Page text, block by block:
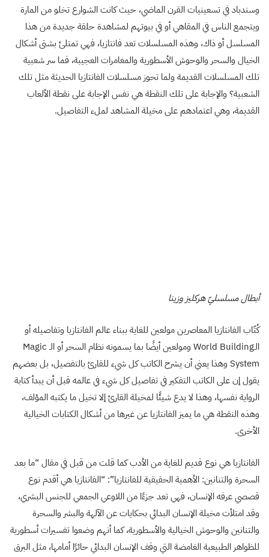
وسندباد في تسعينيات القرن الماضي، حيث كانت الشوارع تخلو من المارة
ويتجمع الناس في المقاهي أو في بيوتهم لمشاهدة حلقة جديدة من هذا
المسلسل أو ذاك، وهذه المسلسلات تعد فانتازيا، فهي تمتلئ بشتى أشكال
الخيال والسحر والوحوش الأسطورية والمغامرات العجيبة، فما سر شعبية
تلك المسلسلات القديمة ولما تحوز مسلسلات الفانتازيا الحديثة مثل تلك
الشعبية؟ والإجابة على تلك النقطة هي نفس الإجابة على نقطة الألعاب
القديمة، وهي اعتمادهم على مخيلة المشاهد لملء التفاصيل.
أبطال مسلسليّ هركليز وزينا
كُتّاب الفانتازيا المعاصرين مولعين للغاية ببناء عالم الفانتازيا وتفاصيله أو
الـWorld Buildingومولعين أيضًا بما يسمونه نظام السحر أو الـMagic
Systemوهذا يعني أن يشرح الكاتب كل شيء للقارئ بالتفصيل، بل بعضهم
يقول إن على الكاتب التفكير في تفاصيل كل شيء في عالمه قبل أن يبدأ كتابة
الرواية نفسها، وهذا لا يدع شيئًا لمخيلة القارئ إلا تخيل ما يكتبه المؤلف،
وهذه النقطة هي ما يميز الفانتازيا عن غيرها من أشكال الكتابات الخيالية
الأخرى.
الفانتازيا هي نوع قديم للغاية من الأدب كما قلت من قبل في مقال “ما بعد
السحرة والتنانين: الأهمية الحقيقية للفانتازيا”: “الفانتازيا هي أقدم نوع
قصصي عرفه الإنسان، فهي تعد جزءًا من اللاوعي الجمعي للجنس البشري،
وقد امتلأت مخيلة الإنسان البدائي بحكايات عن الآلهة والبشر والسحرة
والتنانين والوحوش الخيالية والأسطورية، كما أنهم وضعوا تفسيرات أسطورية
للظواهر الطبيعية الغامضة التي وقف الإنسان البدائي حائرًا أمامها، مثل البرق